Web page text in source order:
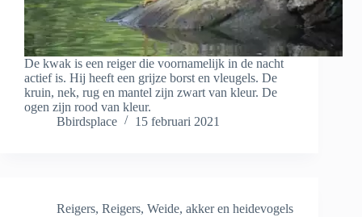
De kwak is een reiger die voornamelijk in de nacht
actief is. Hij heeft een grijze borst en vleugels. De
kruin, nek, rug en mantel zijn zwart van kleur. De
ogen zijn rood van kleur.
Bbirdsplace
15 februari 2021
Reigers, Reigers, Weide, akker en heidevogels